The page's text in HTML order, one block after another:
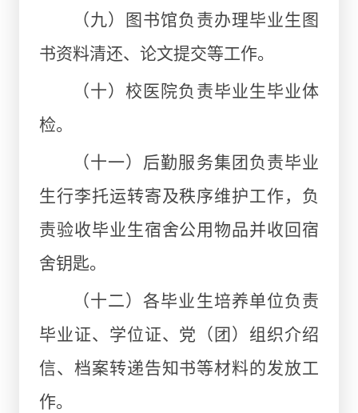
（九）图书馆负责办理毕业生图
书资料清还、论文提交等工作。
（十）校医院负责毕业生毕业体
检。
（十一）后勤服务集团负责毕业
生行李托运转寄及秩序维护工作，负
责验收毕业生宿舍公用物品并收回宿
舍钥匙。
（十二）各毕业生培养单位负责
毕业证、学位证、党（团）组织介绍
信、档案转递告知书等材料的发放工
作。